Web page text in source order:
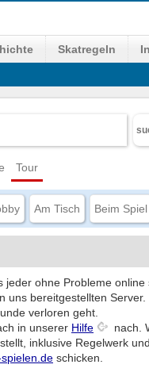
Skatregeln
Tour
Am Tisch Beim Spiel
ohne Probleme
bereitgestellten
verloren geht.
in unserer Hilfe
nach.
inklusive Regelwerk
schicken.